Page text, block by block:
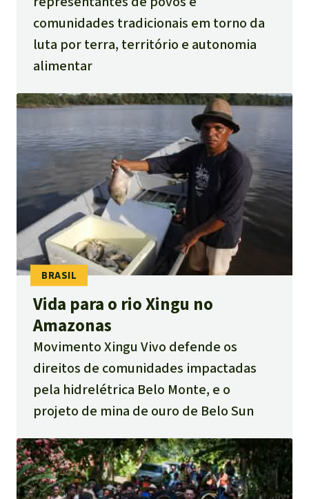
comunidades tradicionais em torno da
luta por terra, território e autonomia
alimentar
Vida para o rio Xingu no
Amazonas
Movimento Xingu Vivo defende os
direitos de comunidades impactadas
pela hidrelétrica Belo Monte, e o
projeto de mina de ouro de Belo Sun